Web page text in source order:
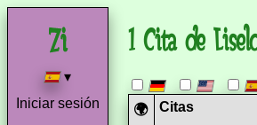
▾
Iniciar sesión
1 Cita de
🌍 Citas